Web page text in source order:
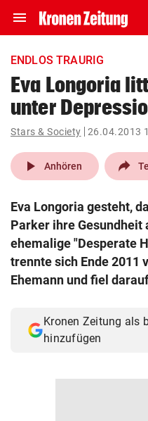
menu Navigation
ein-/ausklappen
account_circle Anmelden
pin_drop
Wien
search
Suchbegriff
eingeben
© Krone Multimedia GmbH &
Muthgasse 2, 1190 Wien
ENDLOS TRAURIG
Eva Longoria
unter
Stars & Society 26.04.2013
play_arrow Anhören
Eva Longoria gesteht,
Parker ihre Gesundheit
ehemalige "Desperate
trennte sich Ende 2011
Ehemann und fiel
Kronen Zeitung als
hinzufügen